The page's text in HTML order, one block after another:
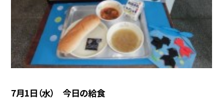
7月1日（水） 今日の給食